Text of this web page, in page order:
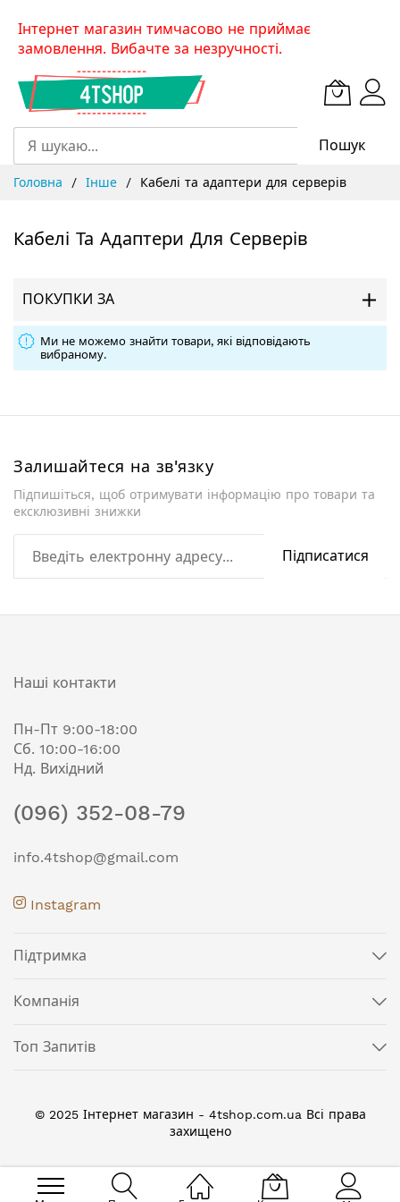
SkipІнтернет магазин тимчасово не приймає
замовлення. Вибачте за незручності.
Пошук
Головна Інше Кабелі та адаптери для серверів
Кабелі Та Адаптери Для Серверів
ПОКУПКИ ЗА
Ми не можемо знайти товари, які відповідають
вибраному.
Залишайтеся на зв'язку
Підпишіться, щоб отримувати інформацію про товари та
ексклюзивні знижки
Підписатися
Наші контакти
Пн-Пт 9:00-18:00
Сб. 10:00-16:00
Нд. Вихідний
(096) 352-08-79
info.4tshop@gmail.com
Instagram
Підтримка
Компанія
Топ Запитів
© 2025 Інтернет магазин - 4tshop.com.ua Всі права
захищено